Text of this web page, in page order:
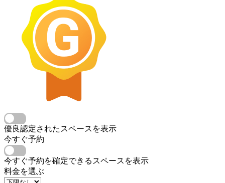
優良認定されたスペースを表示
今すぐ予約
今すぐ予約を確定できるスペースを表示
料金を選ぶ